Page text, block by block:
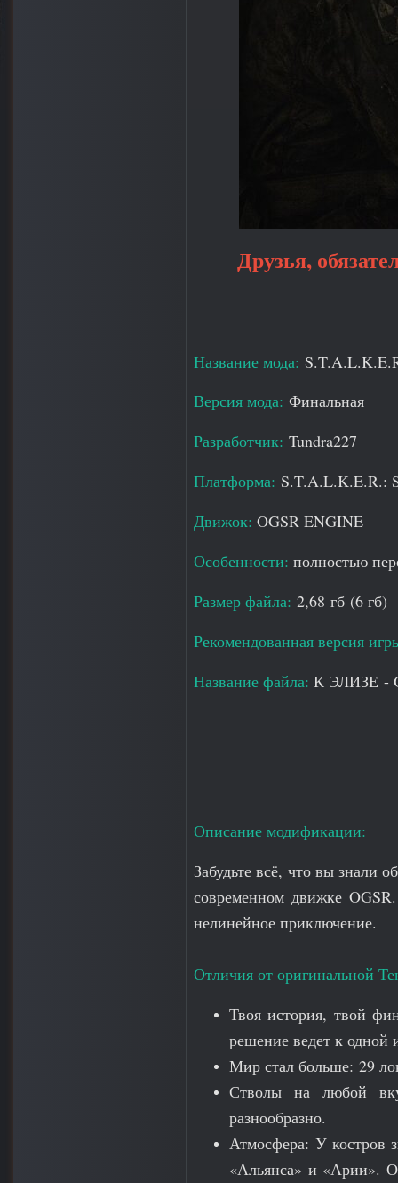
Друзья,
Название мода:
Версия мода: Финальная
Разработчик: Tundra227
Платформа: S.T.A.L.K.E.R.:
Движок: OGSR ENGINE
Особенности: полностью
Размер файла: 2,68 гб (6 гб)
Рекомендованная версия
Название файла: К ЭЛИЗЕ -
Описание модификации:
Забудьте всё, что вы знали
современном движке
нелинейное приключение.
Отличия от оригинальной
Твоя история, твой
решение ведет к одной
Мир стал больше: 29
Стволы на любой
разнообразно.
Атмосфера: У костров
«Альянса» и «Арии».